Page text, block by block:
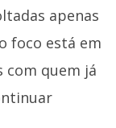
apenas
foco está em
com quem já